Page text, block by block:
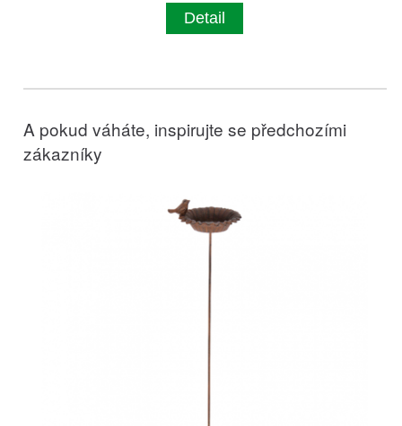
Detail
A pokud váháte, inspirujte se předchozími
zákazníky